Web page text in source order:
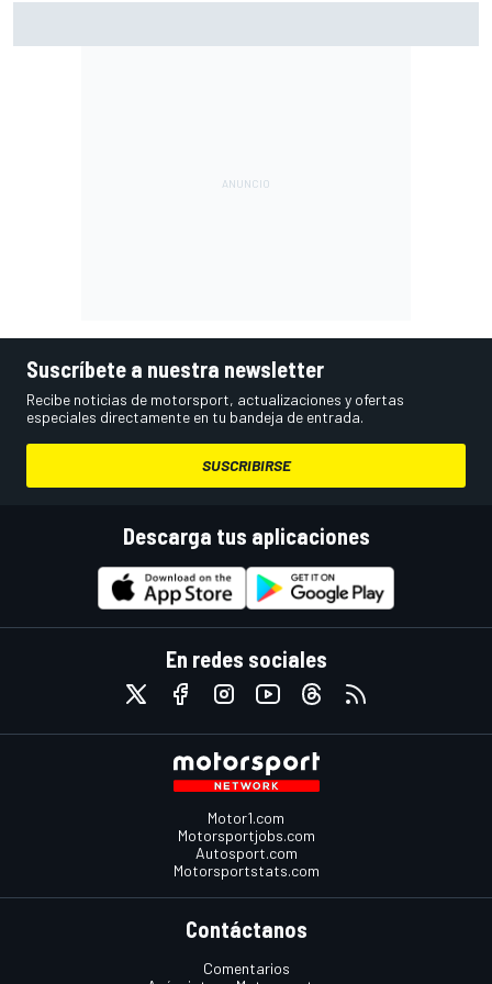
Suscríbete a nuestra newsletter
Recibe noticias de motorsport, actualizaciones y ofertas
especiales directamente en tu bandeja de entrada.
SUSCRIBIRSE
Descarga tus aplicaciones
En redes sociales
Motor1.com
Motorsportjobs.com
Autosport.com
Motorsportstats.com
Contáctanos
Comentarios